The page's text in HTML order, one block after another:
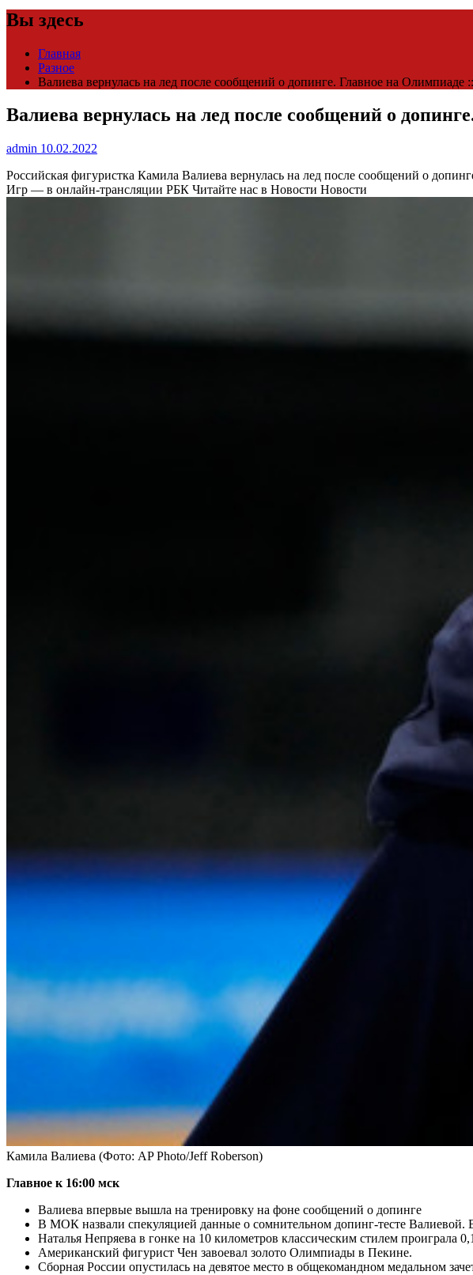
Вы здесь
Главная
Разное
Валиева вернулась на лед после сообщений о допинге. Главное на
Валиева вернулась на лед после сообщений о
admin 10.02.2022
Российская фигуристка Камила Валиева вернулась на лед после сообщений о
Игр — в онлайн-трансляции РБК Читайте нас в Новости Новости
Камила Валиева (Фото: AP Photo/Jeff Roberson)
Главное к 16:00 мск
Валиева впервые вышла на тренировку на фоне сообщений о допинге
В МОК назвали спекуляцией данные о сомнительном допинг-тесте Валиевой.
Наталья Непряева в гонке на 10 километров классическим стилем проиграла
Американский фигурист Чен завоевал золото Олимпиады в Пекине.
Cборная России опустилась на девятое место в общекомандном медальном